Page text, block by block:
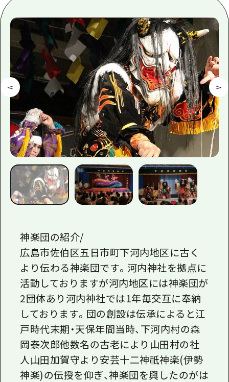
1泊2日
2泊3日
観光案内所
広島県を訪れる外国人旅行者向け情報一
ボランティアガイド
ユニバーサルツーリズム
ガイドブック
広島県の魅力を動画でご紹介！
よくあるご質問
メディア掲載情報
フォトダウンロード
神楽団の紹介/
広島市佐伯区五日市町下河内地区に古く
より伝わる神楽団です。河内神社を拠点に
活動しておりますが河内地区には神楽団が
2団体あり河内神社では1年毎交互に奉納
しております。団の創設は伝承によると江
戸時代末期・天保年間当時、下河内村の森
岡泰次郎他数名の古老により山田村の社
人山田加賀守より安芸十二神祇神楽(伊勢
神楽)の伝授を仰ぎ、神楽団を興したのがは